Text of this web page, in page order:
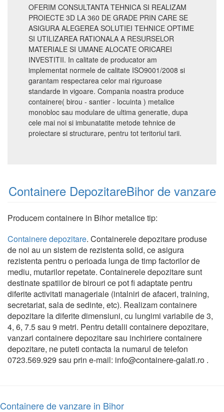
OFERIM CONSULTANTA TEHNICA SI REALIZAM
PROIECTE 3D LA 360 DE GRADE PRIN CARE SE
ASIGURA ALEGEREA SOLUTIEI TEHNICE OPTIME
SI UTILIZAREA RATIONALA A RESURSELOR
MATERIALE SI UMANE ALOCATE ORICAREI
INVESTITII. In calitate de producator am
implementat normele de calitate ISO9001/2008 si
garantam respectarea celor mai riguroase
standarde in vigoare. Compania noastra produce
containere( birou - santier - locuinta ) metalice
monobloc sau modulare de ultima generatie, dupa
cele mai noi si imbunatatite metode tehnice de
proiectare si structurare, pentru tot teritoriul tarii.
Containere DepozitareBihor de vanzare
Producem containere in Bihor metalice tip:
Containere depozitare. Containerele depozitare produse
de noi au un sistem de rezistenta solid, ce asigura
rezistenta pentru o perioada lunga de timp factorilor de
mediu, mutarilor repetate. Containerele depozitare sunt
destinate spatiilor de birouri ce pot fi adaptate pentru
diferite activitati manageriale (intalniri de afaceri, training,
secretariat, sala de sedinte, etc). Realizam containere
depozitare la diferite dimensiuni, cu lungimi variabile de 3,
4, 6, 7.5 sau 9 metri. Pentru detalii containere depozitare,
vanzari containere depozitare sau inchiriere containere
depozitare, ne puteti contacta la numarul de telefon
0723.569.929 sau prin e-mail: info@containere-galati.ro .
Containere de vanzare in Bihor